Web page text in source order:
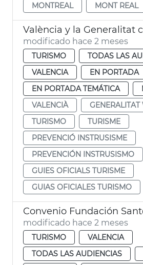
MONTREAL
MONT REAL
modificado hace 2 meses
TURISMO
TODAS LAS
VALENCIA
EN PORTADA
EN PORTADA TEMÁTICA
VALENCIÀ
TURISMO
TURISME
PREVENCIÓ INSTRUSISME
PREVENCIÓN INSTRUSISMO
GUIES OFICIALS TURISME
GUIAS OFICIALES TURISMO
Convenio Fundación
modificado hace 2 meses
TURISMO
VALENCIA
TODAS LAS AUDIENCIAS